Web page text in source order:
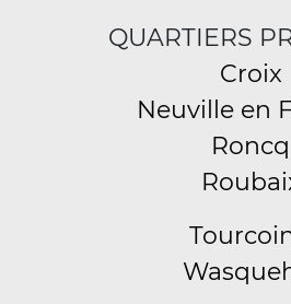
QUARTIERS
Croix
Neuville en
Roncq